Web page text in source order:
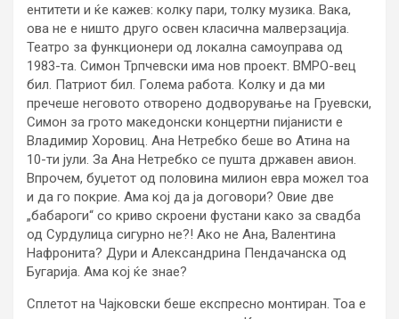
ентитети и ќе кажев: колку пари, толку музика. Вака,
ова не е ништо друго освен класична малверзација.
Театро за функционери од локална самоуправа од
1983-та. Симон Трпчевски има нов проект. ВМРО-вец
бил. Патриот бил. Голема работа. Колку и да ми
пречеше неговото отворено додворување на Груевски,
Симон за грото македонски концертни пијанисти е
Владимир Хоровиц. Ана Нетребко беше во Атина на
10-ти јули. За Ана Нетребко се пушта државен авион.
Впрочем, буџетот од половина милион евра можел тоа
и да го покрие. Ама кој да ја договори? Овие две
„бабароги“ со криво скроени фустани како за свадба
од Сурдулица сигурно не?! Ако не Ана, Валентина
Нафронита? Дури и Александрина Пендачанска од
Бугарија. Ама кој ќе знае?
Сплетот на Чајковски беше експресно монтиран. Тоа е